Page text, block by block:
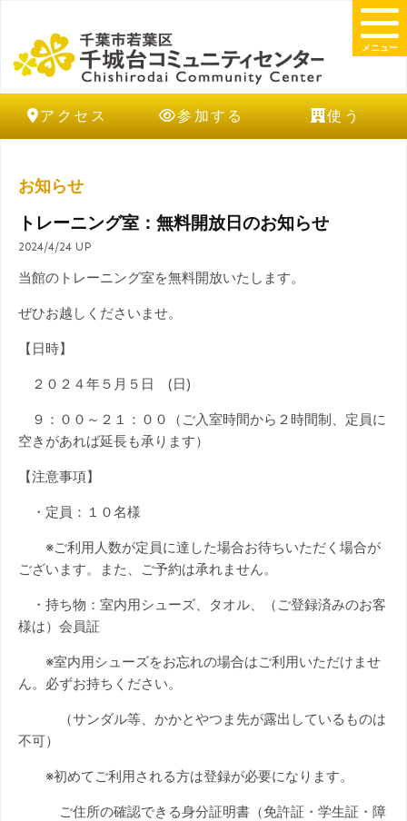
アクセス 参加する 使う
メニュー
お知らせ
トレーニング室：無料開放日のお知らせ
2024/4/24 UP
当館のトレーニング室を無料開放いたします。
ぜひお越しくださいませ。
【日時】
２０２４年５月５日 (日)
９：００～２１：００（ご入室時間から２時間制、定員に
空きがあれば延長も承ります）
【注意事項】
・定員：１０名様
※ご利用人数が定員に達した場合お待ちいただく場合が
ございます。また、ご予約は承れません。
・持ち物：室内用シューズ、タオル、（ご登録済みのお客
様は）会員証
※室内用シューズをお忘れの場合はご利用いただけませ
ん。必ずお持ちください。
（サンダル等、かかとやつま先が露出しているものは
不可）
※初めてご利用される方は登録が必要になります。
ご住所の確認できる身分証明書（免許証・学生証・障